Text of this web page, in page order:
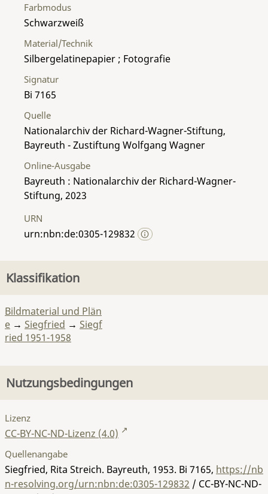
Material/Technik
Silbergelatinepapier ; Fotografie
Farbmodus
Schwarzweiß
Signatur
Bi 7165
Quelle
Nationalarchiv der Richard-Wagner-Stiftung,
Bayreuth - Zustiftung Wolfgang Wagner
Online-Ausgabe
Bayreuth : Nationalarchiv der Richard-Wagner-
Stiftung, 2023
URN
urn:nbn:de:0305-129832
Klassifikation
Bildmaterial und Plän
e → Siegfried → Siegf
ried 1951-1958
Nutzungsbedingungen
Lizenz
CC-BY-NC-ND-Lizenz (4.0)
Quellenangabe
Siegfried, Rita Streich. Bayreuth, 1953. Bi 7165, https://nb
n-resolving.org/urn:nbn:de:0305-129832 / CC-BY-NC-ND-